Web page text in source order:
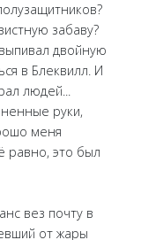
забаву?
двойную
в Блеквилл. И
людей...
руки,
меня
равно, это был
вез почту в
от жары